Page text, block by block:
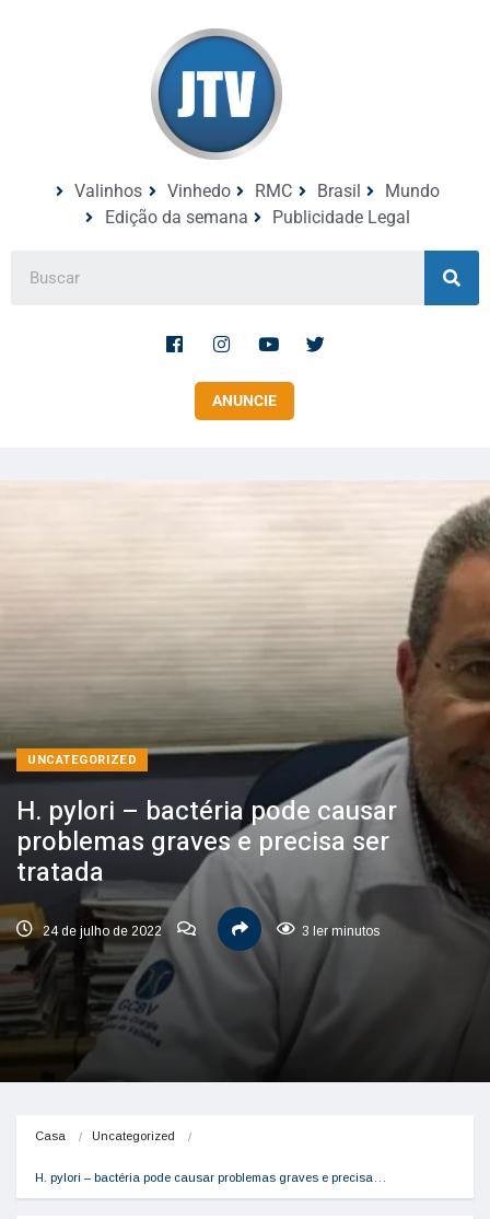
Valinhos Vinhedo RMC Brasil
Mundo
Edição da semana
Publicidade Legal
ANUNCIE
UNCATEGORIZED
H. pylori – bactéria pode causar
problemas graves e precisa ser
tratada
24 de julho de 2022 3 ler minutos
Casa Uncategorized
H. pylori – bactéria pode causar problemas graves e precisa…